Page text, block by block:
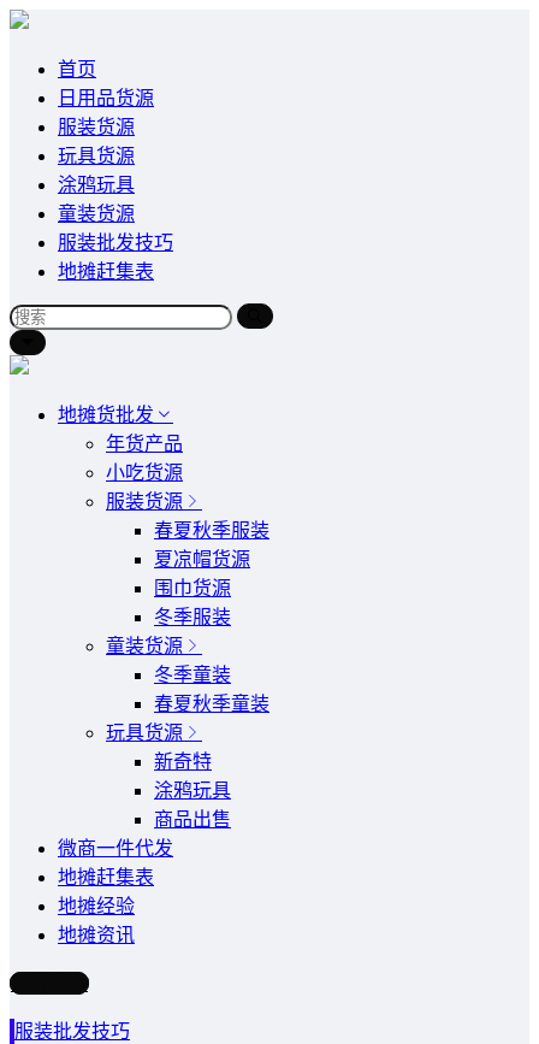
首页
日用品货源
服装货源
玩具货源
涂鸦玩具
童装货源
服装批发技巧
地摊赶集表
地摊货批发
年货产品
小吃货源
服装货源
春夏秋季服装
夏凉帽货源
围巾货源
冬季服装
童装货源
冬季童装
春夏秋季童装
玩具货源
新奇特
涂鸦玩具
商品出售
微商一件代发
地摊赶集表
地摊经验
地摊资讯
写文章
服装批发技巧